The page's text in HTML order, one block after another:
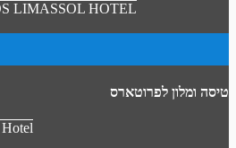
LIMASSOL HOTEL
טיסה ומלון לפרוטארס
Hotel